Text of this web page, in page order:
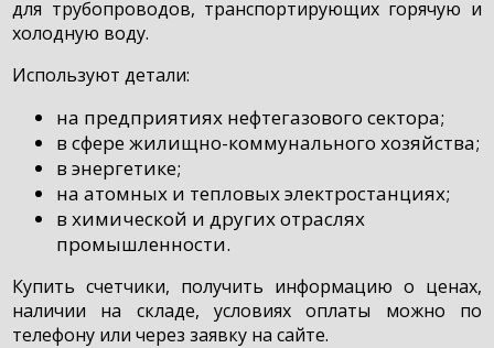
для трубопроводов, транспортирующих горячую и
холодную воду.
Используют детали:
на предприятиях нефтегазового сектора;
в сфере жилищно-коммунального хозяйства;
в энергетике;
на атомных и тепловых электростанциях;
в химической и других отраслях
промышленности.
Купить счетчики, получить информацию о ценах,
наличии на складе, условиях оплаты можно по
телефону или через заявку на сайте.